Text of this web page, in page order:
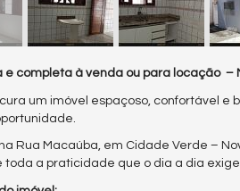
e completa à venda ou para locação –
um imóvel espaçoso, confortável
Rua Macaúba, em Cidade Verde –
toda a praticidade que o dia a dia